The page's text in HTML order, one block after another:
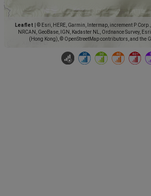
Leaflet
© Esri, HERE, Garmin, Intermap, increment P Corp.,
NRCAN, GeoBase, IGN, Kadaster NL, Ordnance Survey,
(Hong Kong), © OpenStreetMap contributors, and the